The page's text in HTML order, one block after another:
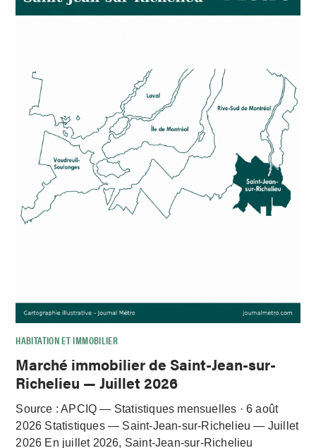
HABITATION ET IMMOBILIER
Marché immobilier de Saint-Jean-sur-
Richelieu — Juillet 2026
Source : APCIQ — Statistiques mensuelles · 6 août
2026 Statistiques — Saint-Jean-sur-Richelieu — Juillet
2026 En juillet 2026, Saint-Jean-sur-Richelieu